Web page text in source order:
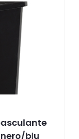
nero/blu